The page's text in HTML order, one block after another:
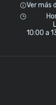
Ver más
10:00 a